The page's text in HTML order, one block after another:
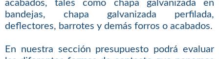
acabados, tales como chapa galvanizada en
bandejas, chapa galvanizada perfilada,
deflectores, barrotes y demás forros o acabados.
En nuestra sección presupuesto podrá evaluar